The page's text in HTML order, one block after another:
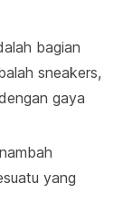
bagian
sneakers,
gaya
yang